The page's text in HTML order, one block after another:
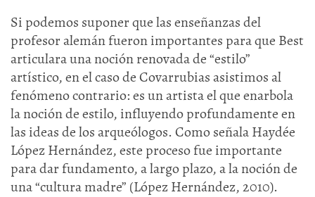
Si podemos suponer que las enseñanzas del
profesor alemán fueron importantes para que Best
articulara una noción renovada de “estilo”
artístico, en el caso de Covarrubias asistimos al
fenómeno contrario: es un artista el que enarbola
la noción de estilo, influyendo profundamente en
las ideas de los arqueólogos. Como señala Haydée
López Hernández, este proceso fue importante
para dar fundamento, a largo plazo, a la noción de
una “cultura madre” (López Hernández, 2010).